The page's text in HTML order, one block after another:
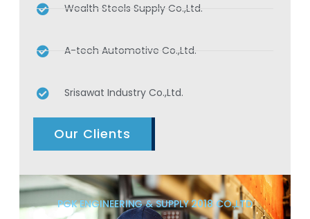
Wealth Steels Supply Co.,Ltd.
A-tech Automotive Co.,Ltd.
Srisawat Industry Co.,Ltd.
Our Clients
PGK ENGINEERING & SUPPLY 2018 CO.,LTD